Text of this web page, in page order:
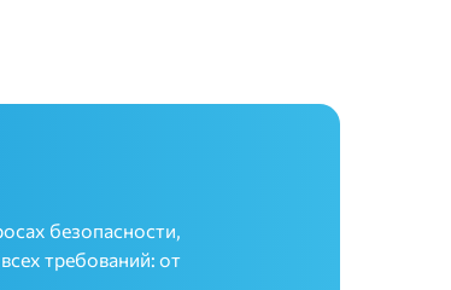
безопасности,
требований: от